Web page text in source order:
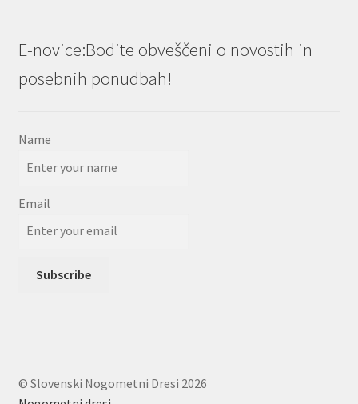
E-novice:Bodite obveščeni o novostih in
posebnih ponudbah!
Name
Email
© Slovenski Nogometni Dresi 2026